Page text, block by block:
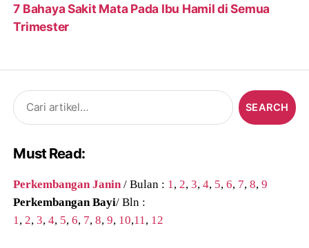
7 Bahaya Sakit Mata Pada Ibu Hamil di Semua
Trimester
Search
for:
Must Read:
Perkembangan Janin/ Bulan : 1,2,3,4, 5,6, 7,8,9
Perkembangan Bayi/ Bln :
1,2,3,4, 5,6, 7,8,9, 10,11, 12